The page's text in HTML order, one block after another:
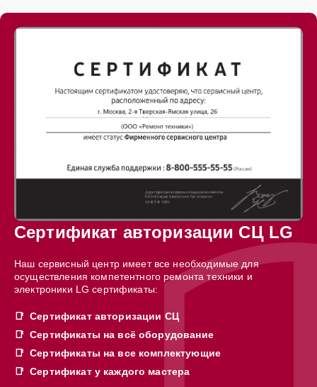
Сертификат авторизации СЦ LG
Наш сервисный центр имеет все необходимые для
осуществления компетентного ремонта техники и
электроники LG сертификаты:
Сертификат авторизации СЦ
Сертификаты на всё оборудование
Сертификаты на все комплектующие
Сертификат у каждого мастера